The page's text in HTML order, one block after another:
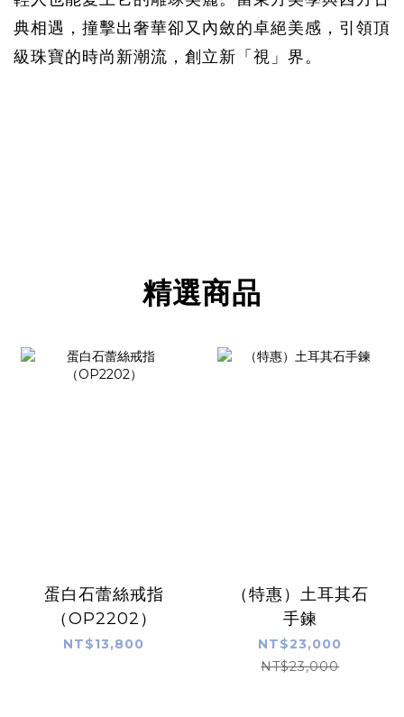
典相遇，撞擊出奢華卻又內斂的卓絕美感，引領頂
級珠寶的時尚新潮流，創立新「視」界。
精選商品
蛋白石蕾絲戒指
（OP2202）
NT$13,800
（特惠）土耳其石
手鍊
NT$23,000
NT$23,000